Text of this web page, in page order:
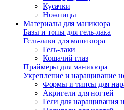
Кусачки
Ножницы
Материалы для маникюра
Базы и топы для гель-лака
Гель-лаки для маникюра
Гель-лаки
Кошачий глаз
Праймеры для маникюра
Укрепление и наращивание
Формы и типсы для
Акригели для ногтей
Гели для наращивания